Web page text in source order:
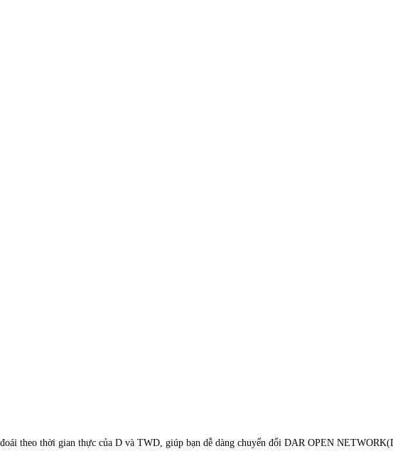
theo thời gian thực của D và TWD, giúp bạn dễ dàng chuyển đổi DAR OPEN